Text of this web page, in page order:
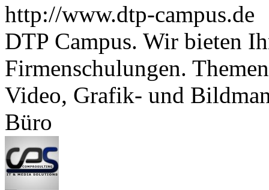
http://www.dtp-campus.de
DTP Campus. Wir bieten
Firmenschulungen.
Video, Grafik- und
Büro